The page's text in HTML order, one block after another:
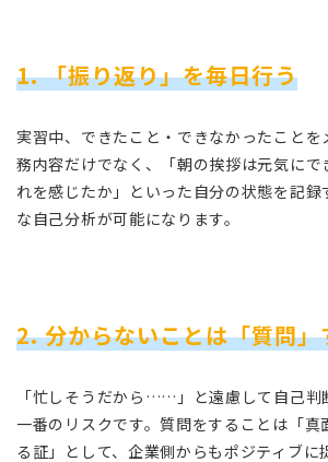
1. 「振り返り」を毎日行う
実習中、できたこと・できなかったことを
務内容だけでなく、「朝の挨拶は元気にで
れを感じたか」といった自分の状態を記録
な自己分析が可能になります。
2. 分からないことは「質問」
「忙しそうだから……」と遠慮して自己判
一番のリスクです。質問をすることは「真
る証」として、企業側からもポジティブに